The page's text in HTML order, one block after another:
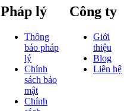
Pháp lý
Thông
báo pháp
lý
Chính
sách bảo
mật
Chính
Công ty
Giới
thiệu
Blog
Liên hệ